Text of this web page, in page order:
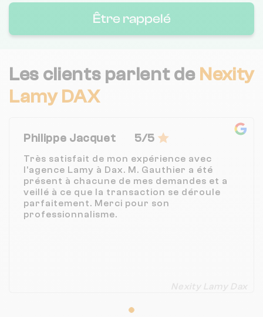
Être rappelé
Les clients parlent de Nexity
Lamy DAX
Philippe Jacquet 5/5
Très satisfait de mon expérience avec
l'agence Lamy à Dax. M. Gauthier a été
présent à chacune de mes demandes et a
veillé à ce que la transaction se déroule
parfaitement. Merci pour son
professionnalisme.
Nexity Lamy Dax